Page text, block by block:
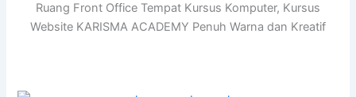
Ruang Front Office Tempat Kursus Komputer, Kursus
Website KARISMA ACADEMY Penuh Warna dan Kreatif